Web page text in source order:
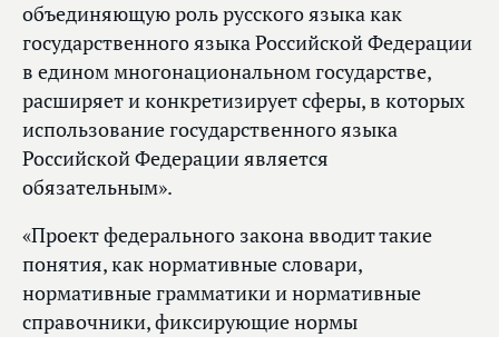
объединяющую роль русского языка как
государственного языка Российской Федерации
в едином многонациональном государстве,
расширяет и конкретизирует сферы, в которых
использование государственного языка
Российской Федерации является
обязательным».
«Проект федерального закона вводит такие
понятия, как нормативные словари,
нормативные грамматики и нормативные
справочники, фиксирующие нормы